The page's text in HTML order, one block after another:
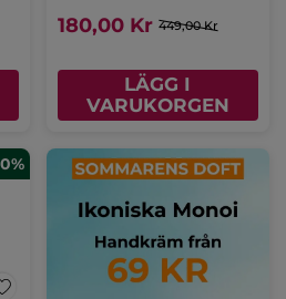
180,00 Kr 449,00 Kr
LÄGG I
VARUKORGEN